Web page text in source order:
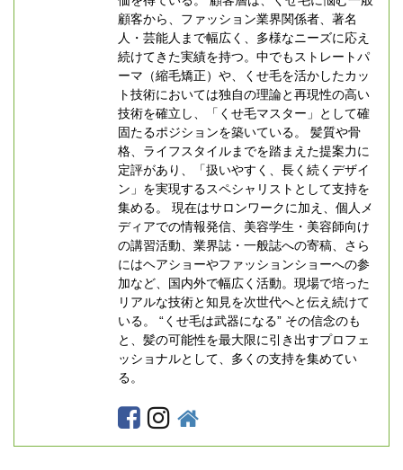
顧客から、ファッション業界関係者、著名
人・芸能人まで幅広く、多様なニーズに応え
続けてきた実績を持つ。中でもストレートパ
ーマ（縮毛矯正）や、くせ毛を活かしたカッ
ト技術においては独自の理論と再現性の高い
技術を確立し、「くせ毛マスター」として確
固たるポジションを築いている。 髪質や骨
格、ライフスタイルまでを踏まえた提案力に
定評があり、「扱いやすく、長く続くデザイ
ン」を実現するスペシャリストとして支持を
集める。 現在はサロンワークに加え、個人メ
ディアでの情報発信、美容学生・美容師向け
の講習活動、業界誌・一般誌への寄稿、さら
にはヘアショーやファッションショーへの参
加など、国内外で幅広く活動。現場で培った
リアルな技術と知見を次世代へと伝え続けて
いる。 “くせ毛は武器になる” その信念のも
と、髪の可能性を最大限に引き出すプロフェ
ッショナルとして、多くの支持を集めてい
る。